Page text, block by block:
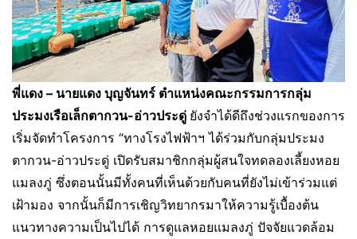
พี่แดง – นายแดง บุญจันทร์ ตำแหน่งคณะกรรมการกลุ่ม
ประมงเรือเล็กตากวน-อ่าวประดู่ ยังจำได้ดีถึงช่วงแรกของการ
เริ่มจัดทำโครงการ “ทางโรงไฟฟ้าฯ ได้ร่วมกับกลุ่มประมง
ตากวน-อ่าวประดู่ เปิดรับสมาชิกกลุ่มผู้สนใจทดลองเลี้ยงหอย
แมลงภู่ ซึ่งตอนนั้นมีทั้งคนที่เห็นด้วยกับคนที่ยังไม่เข้าร่วมแต่
เฝ้ามอง จากนั้นก็มีการเชิญวิทยากรมาให้ความรู้เบื้องต้น
แนวทางความเป็นไปได้ การดูแลหอยแมลงภู่ ปัจจัยแวดล้อม